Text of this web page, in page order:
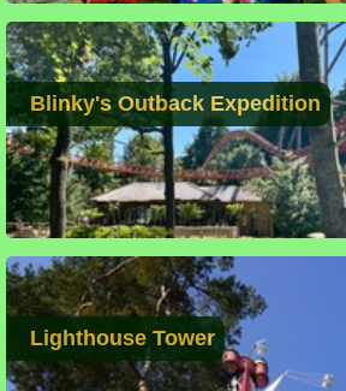
Blinky's Outback Expedition
Lighthouse Tower